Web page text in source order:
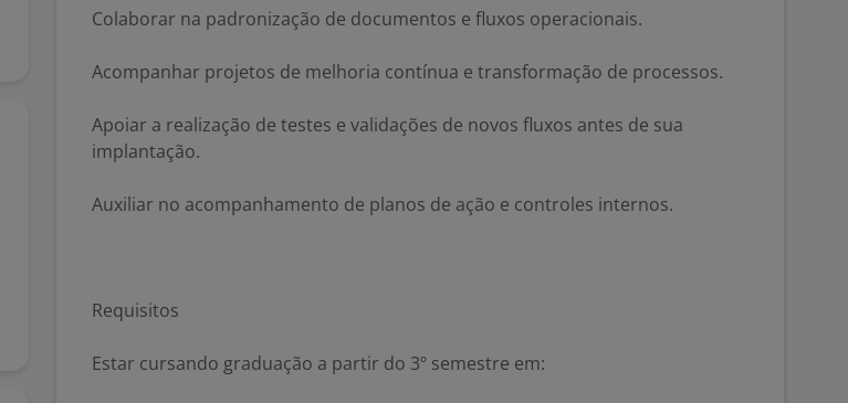
Colaborar na padronização de documentos e fluxos operacionais.
Acompanhar projetos de melhoria contínua e transformação de processos.
Apoiar a realização de testes e validações de novos fluxos antes de sua
implantação.
Auxiliar no acompanhamento de planos de ação e controles internos.
Requisitos
Estar cursando graduação a partir do 3º semestre em: